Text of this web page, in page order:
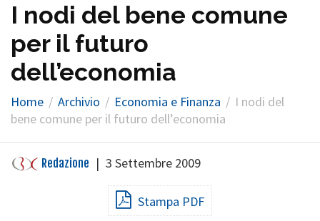
I nodi del bene comune
per il futuro
dell’economia
Home Archivio Economia e Finanza
I nodi del
bene comune per il futuro dell’economia
Redazione | 3 Settembre 2009
Stampa PDF